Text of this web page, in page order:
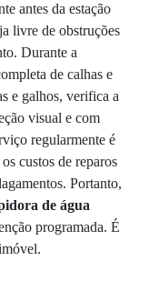
antes da estação
livre de obstruções
Durante a
de calhas e
e galhos, verifica a
visual e com
regularmente é
custos de reparos
Portanto,
de água
programada. É